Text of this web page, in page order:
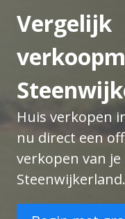
Vergelijk
Huis verkopen
nu direct een
verkopen van
Steenwijkerland.